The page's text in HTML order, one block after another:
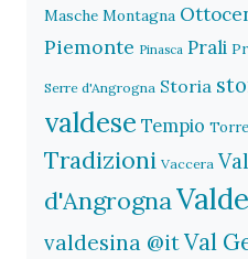
Masche Montagna
Piemonte Pinasca Prali
Serre d'Angrogna Storia
valdese Tempio
Tradizioni Vaccera
d'Angrogna
valdesina @itVal